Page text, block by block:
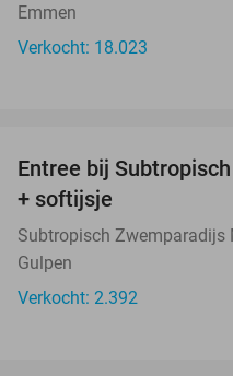
Emmen
Verkocht: 18.023
Entree bij
+ softijsje
Subtropisch Zwemparadijs
Gulpen
Verkocht: 2.392